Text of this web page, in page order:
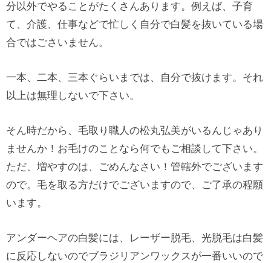
分以外でやることがたくさんあります。例えば、子育
て、介護、仕事などで忙しく自分で白髪を抜いている場
合ではごさいません。
一本、二本、三本ぐらいまでは、自分で抜けます。それ
以上は無理しないで下さい。
そん時だから、毛取り職人の松丸弘美がいるんじゃあり
ませんか！お毛けのことなら何でもご相談して下さい。
ただ、増やすのは、ごめんなさい！管轄外でございます
ので。毛を取る方だけでございますので、ご了承の程願
います。
アンダーヘアの白髪には、レーザー脱毛、光脱毛は白髪
に反応しないのでブラジリアンワックスが一番いいので